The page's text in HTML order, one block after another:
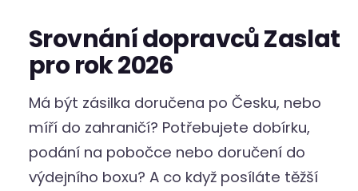
Srovnání dopravců Zaslat
pro rok 2026
Má být zásilka doručena po Česku, nebo
míří do zahraničí? Potřebujete dobírku,
podání na pobočce nebo doručení do
výdejního boxu? A co když posíláte těžší